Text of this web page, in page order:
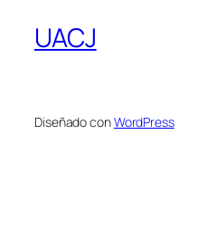
UACJ
Diseñado conWordPress